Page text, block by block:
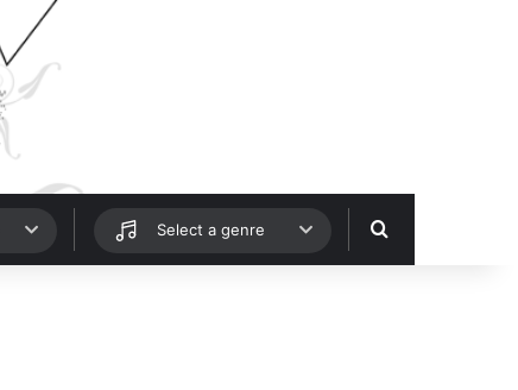
Select a genre Hledat